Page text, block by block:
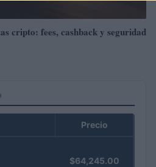
cripto: fees, cashback y seguridad
Precio
$64,245.00